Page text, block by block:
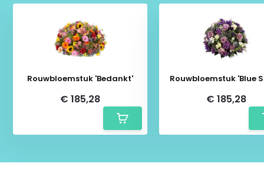
Rouwbloemstuk 'Bedankt'
€ 185,28
Rouwbloemstuk 'Blue
€ 185,28